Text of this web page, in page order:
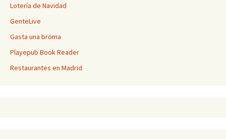
Lotería de Navidad
GenteLive
Gasta una broma
Playepub Book Reader
Restaurantes en Madrid